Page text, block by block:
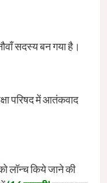
सदस्य बन गया है।
परिषद में आतंकवाद
लॉन्च किये जाने की